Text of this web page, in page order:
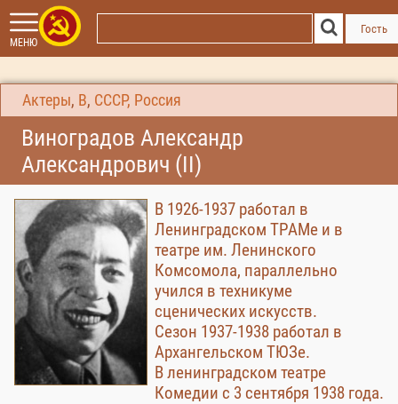
МЕНЮ
Гость
Актеры, В, СССР, Россия
Виноградов Александр
Александрович (II)
В 1926-1937 работал в
Ленинградском ТРАМе и в
театре им. Ленинского
Комсомола, параллельно
учился в техникуме
сценических искусств.
Сезон 1937-1938 работал в
Архангельском ТЮЗе.
В ленинградском театре
Комедии с 3 сентября 1938 года.